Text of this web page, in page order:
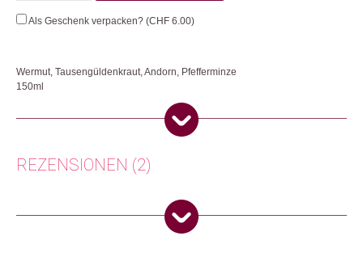
Als Geschenk verpacken? (CHF 6.00)
Wermut, Tausengüldenkraut, Andorn, Pfefferminze
150ml
Oxymel ist eine traditionelle Rezeptur aus rohem Blütenhonig, naturtrübem
Demeter-Apfelessig und einer Auswahl frischer Wildkräuter. Deine Tinktur
niemals erhitzt. So bleiben alle Inhaltsstoffe in Rohkostqualität erhalten. Für
den echten Geschmack der Natur. Einen Esslöffel auf 150ml stilles oder
Herkunft: Deutschland
REZENSIONEN (2)
(Verifizierter Käufer)